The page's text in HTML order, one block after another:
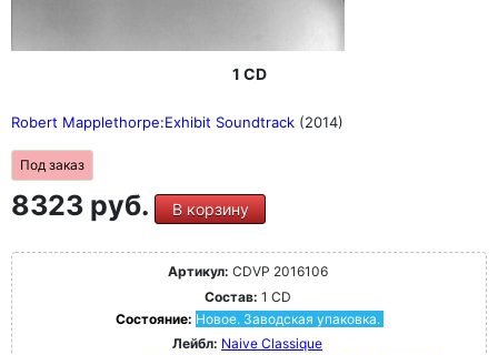
1 CD
Robert Mapplethorpe:Exhibit Soundtrack (2014)
Под заказ
8323 руб. В корзину
Артикул: CDVP 2016106
Состав: 1 CD
Состояние: Новое. Заводская упаковка.
Лейбл: Naive Classique